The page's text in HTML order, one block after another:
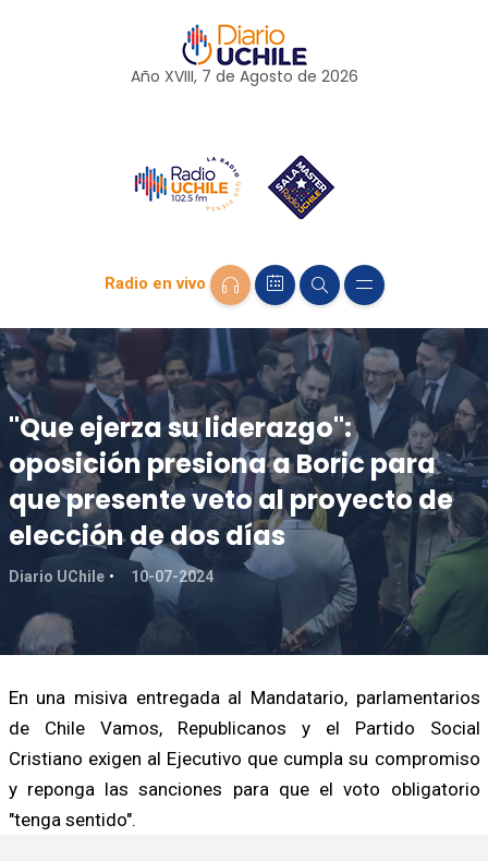
Año XVIII, 7 de Agosto de 2026
Radio en vivo
"Que ejerza su liderazgo":
oposición presiona a Boric para
que presente veto al proyecto de
elección de dos días
Diario UChile 10-07-2024
En una misiva entregada al Mandatario, parlamentarios
de Chile Vamos, Republicanos y el Partido Social
Cristiano exigen al Ejecutivo que cumpla su compromiso
y reponga las sanciones para que el voto obligatorio
"tenga sentido".